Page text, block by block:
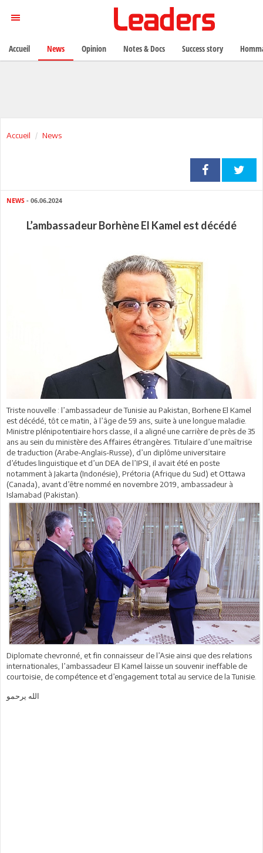
Accueil News
NEWS - 06.06.2024
L’ambassadeur Borhène El Kamel est décédé
Triste nouvelle : l’ambassadeur de Tunisie au Pakistan, Borhene El Kamel
est décédé, tôt ce matin, à l’âge de 59 ans, suite à une longue maladie.
Ministre plénipotentiaire hors classe, il a aligné une carrière de près de 35
ans au sein du ministère des Affaires étrangères. Titulaire d’une maîtrise
de traduction (Arabe-Anglais-Russe), d’un diplôme universitaire
d’études linguistique et d’un DEA de l’IPSI, il avait été en poste
notamment à Jakarta (Indonésie), Prétoria (Afrique du Sud) et Ottawa
(Canada), avant d’être nommé en novembre 2019, ambassadeur à
Islamabad (Pakistan).
Diplomate chevronné, et fin connaisseur de l’Asie ainsi que des relations
internationales, l’ambassadeur El Kamel laisse un souvenir ineffable de
courtoisie, de compétence et d’engagement total au service de la Tunisie.
الله يرحمو
Accueil News Opinion Notes & Docs Success story